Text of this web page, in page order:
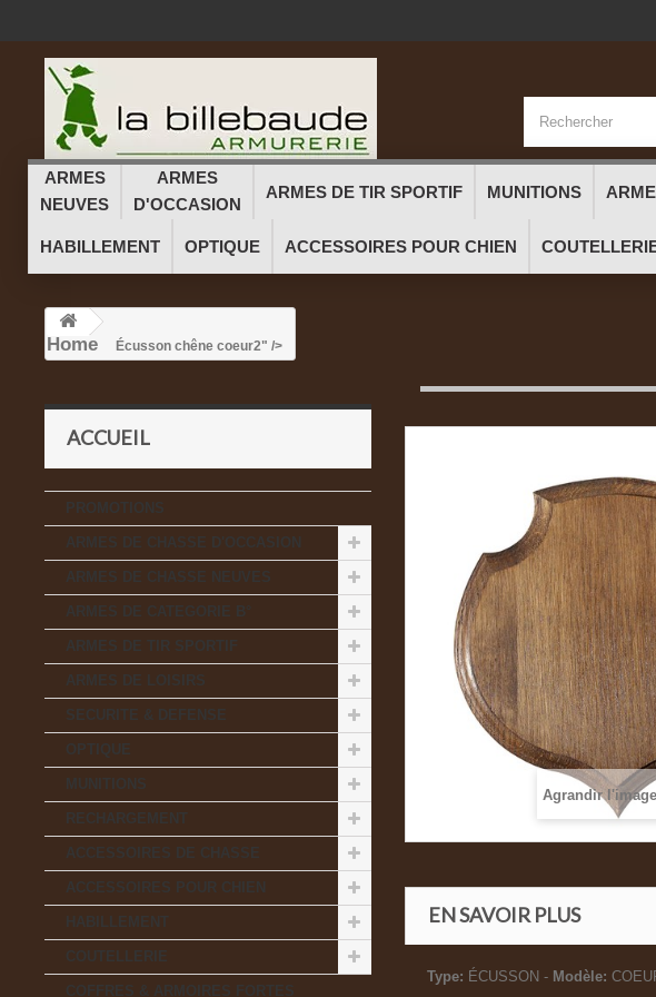
ARMES
NEUVES
ARMES
D'OCCASION
ARMES DE TIR SPORTIF MUNITIONS
HABILLEMENT OPTIQUE ACCESSOIRES POUR CHIEN
Home Écusson chêne coeur2" />
ACCUEIL
PROMOTIONS
ARMES DE CHASSE D'OCCASION
ARMES DE CHASSE NEUVES
ARMES DE CATEGORIE B°
ARMES DE TIR SPORTIF
ARMES DE LOISIRS
SECURITE & DEFENSE
MUNITIONS
RECHARGEMENT
ACCESSOIRES DE CHASSE
ACCESSOIRES POUR CHIEN
HABILLEMENT
COUTELLERIE
COFFRES & ARMOIRES FORTES
Agrandir l'image
EN SAVOIR PLUS
Type: ÉCUSSON - Modèle: